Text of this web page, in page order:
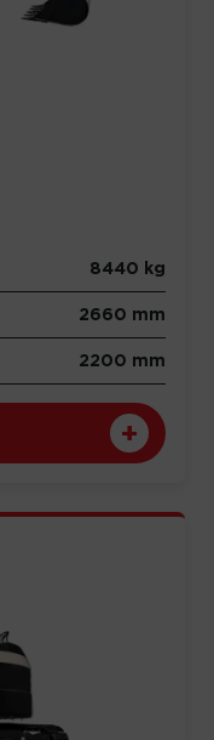
8440 kg
2660 mm
2200 mm